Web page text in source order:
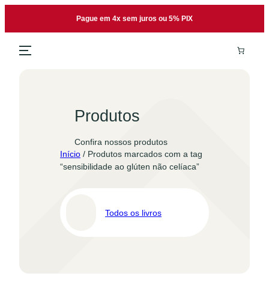
o
Pague em 4x sem juros ou 5% PIX
Produtos
Confira nossos produtos
Início / Produtos marcados com a tag
“sensibilidade ao glúten não celíaca”
Todos os livros